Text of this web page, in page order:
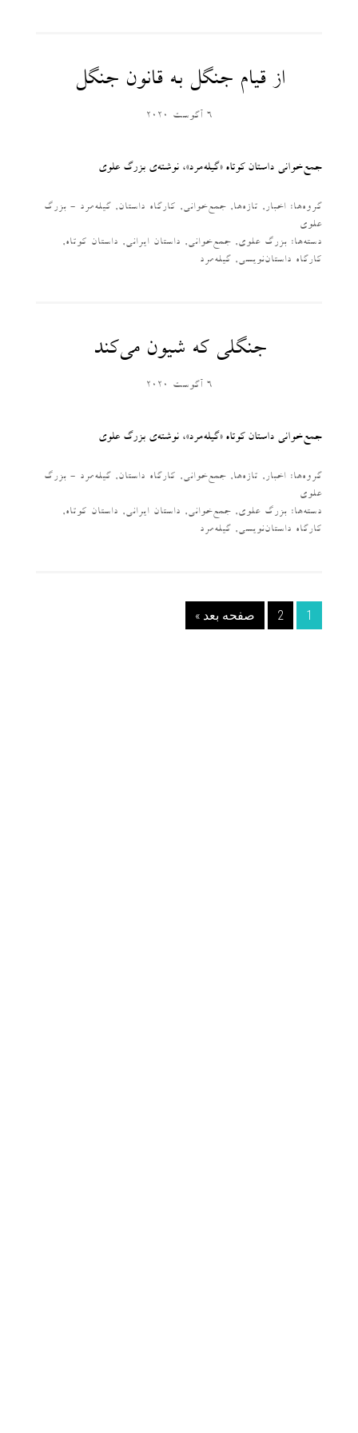
از قیام جنگل به قانون جنگل
6 آگوست 2020
جمع‌خوانی داستان کوتاه «گیله‌مرد»، نوشته‌ی بزرگ علوی
گروه‌ها: اخبار, تازه‌ها, جمع‌خوانی, کارگاه داستان, گیله‌مرد - بزرگ
علوی
دسته‌‌ها: بزرگ علوی, جمع‌خوانی, داستان ایرانی, داستان کوتاه,
کارگاه داستان‌نویسی, گیله‌مرد
جنگلی که شیون می‌کند
6 آگوست 2020
جمع‌خوانی داستان کوتاه «گیله‌مرد»، نوشته‌ی بزرگ علوی
گروه‌ها: اخبار, تازه‌ها, جمع‌خوانی, کارگاه داستان, گیله‌مرد - بزرگ
علوی
دسته‌‌ها: بزرگ علوی, جمع‌خوانی, داستان ایرانی, داستان کوتاه,
کارگاه داستان‌نویسی, گیله‌مرد
1
2 صفحه بعد »